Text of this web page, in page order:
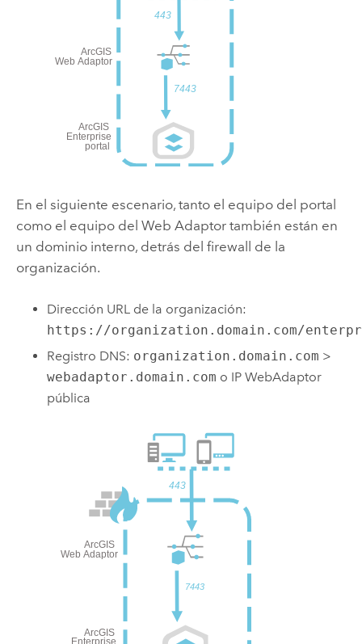
En el siguiente escenario, tanto el equipo del portal
como el equipo del Web Adaptor también están en
un dominio interno, detrás del firewall de la
organización.
Dirección URL de la organización:
https://organization.domain.com/
Registro DNS: organization.domain.com >
webadaptor.domain.com o IP WebAdaptor
pública